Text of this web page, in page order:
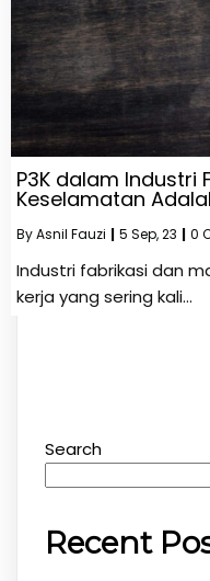
P3K dalam Industri
Keselamatan
ByAsnil Fauzi | 5 Sep, 23 | 0
Industri fabrikasi dan
kerja yang sering kali…
Search
Recent